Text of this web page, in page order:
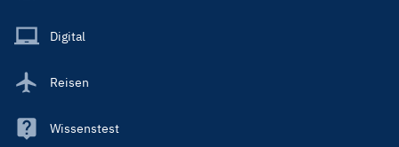
Main
Digital
Reisen
Wissenstest